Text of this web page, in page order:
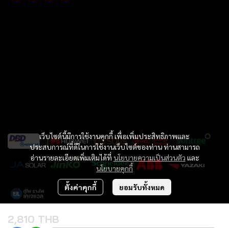
2,810 THB
เว็บไซต์นี้มีการใช้งานคุกกี้ เพื่อเพิ่มประสิทธิภาพและ
ประสบการณ์ที่ดีในการใช้งานเว็บไซต์ของท่าน ท่านสามารถ
อ่านรายละเอียดเพิ่มเติมได้ที่ นโยบายความเป็นส่วนตัว และ
นโยบายคุกกี้
ตั้งค่าคุกกี้ ยอมรับทั้งหมด